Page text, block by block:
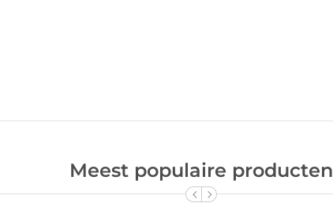
Meest populaire producten